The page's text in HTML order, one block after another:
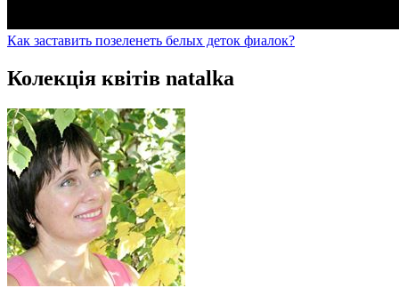
Как заставить позеленеть белых деток фиалок?
Колекція квітів natalka